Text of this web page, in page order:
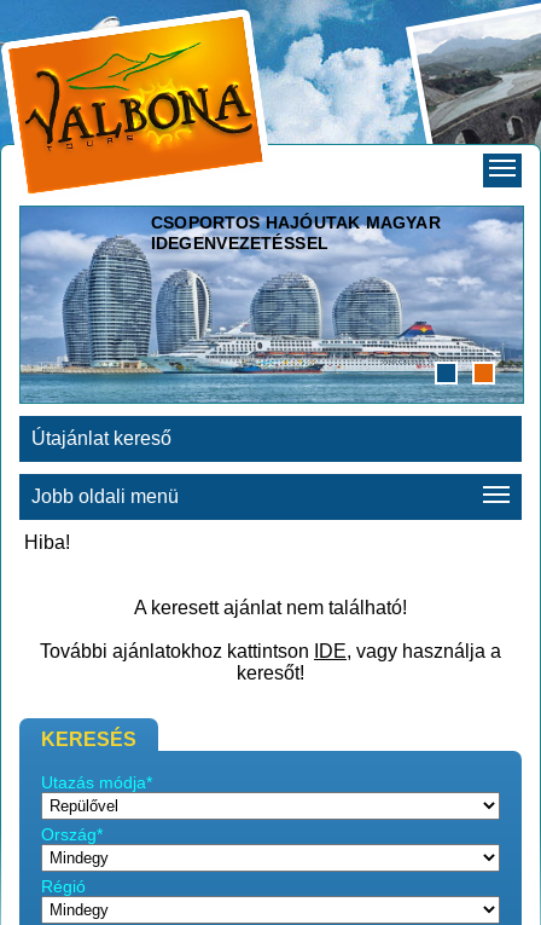
CSOPORTOS HAJÓUTAK MAGYAR
IDEGENVEZETÉSSEL
Útajánlat kereső
Jobb oldali menü
Hiba!
A keresett ajánlat nem található!
További ajánlatokhoz kattintson IDE, vagy használja a
keresőt!
KERESÉS
Utazás módja*
Ország*
Régió